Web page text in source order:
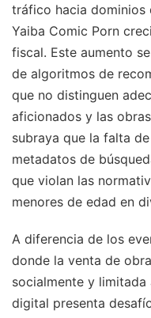
tráfico hacia dominios
Yaiba Comic Porn
fiscal. Este aumento
de algoritmos de
que no distinguen
aficionados y las
subraya que la falta
metadatos de
que violan las
menores de edad en
A diferencia de los
donde la venta de
socialmente y
digital presenta